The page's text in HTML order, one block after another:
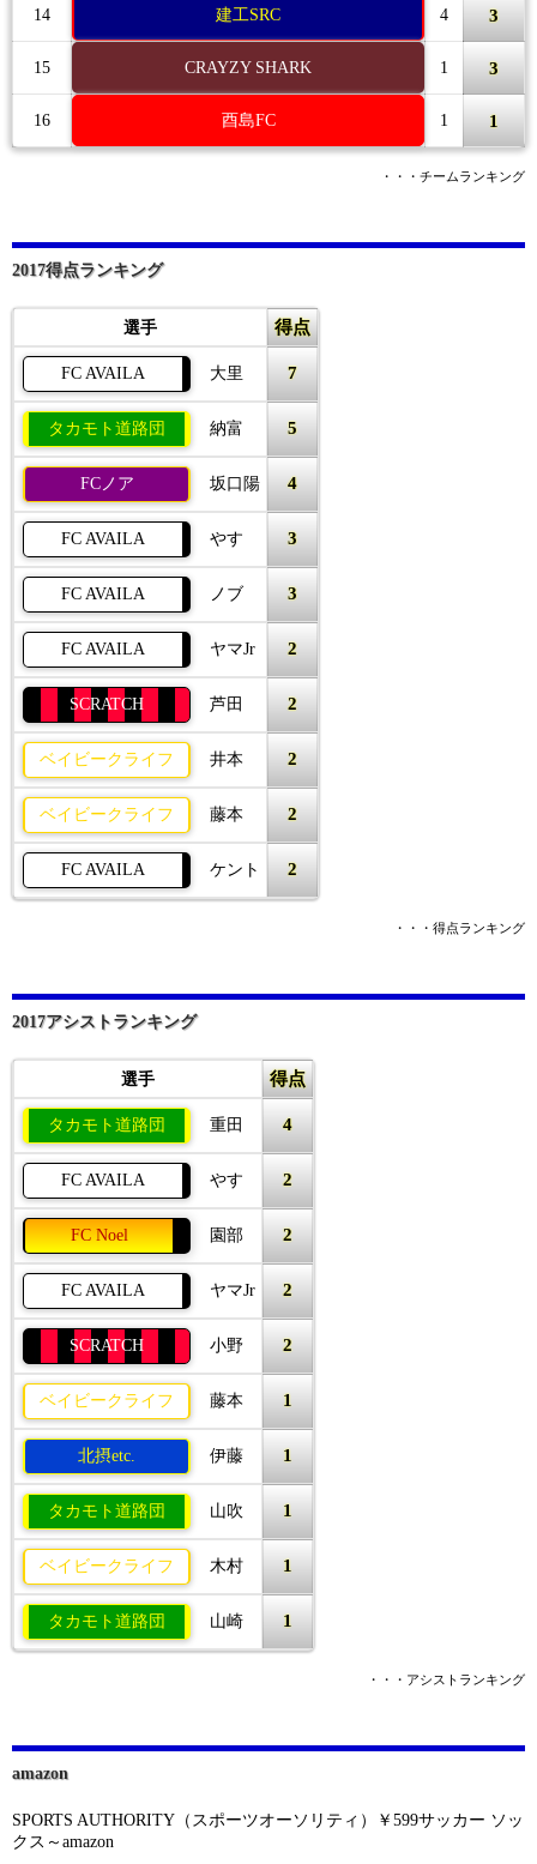
14 建工SRC 4 3
15 CRAYZY SHARK 1 3
16 酉島FC 1 1
・・・チームランキング
2017得点ランキング
選手 得点
FC AVAILA 大里 7
タカモト道路団 納富 5
FCノア 坂口陽 4
FC AVAILA やす 3
FC AVAILA ノブ 3
FC AVAILA ヤマJr 2
SCRATCH 芦田 2
ベイビークライフ 井本 2
ベイビークライフ 藤本 2
FC AVAILA ケント 2
・・・得点ランキング
2017アシストランキング
選手 得点
タカモト道路団 重田 4
FC AVAILA やす 2
FC Noel 園部 2
FC AVAILA ヤマJr 2
SCRATCH 小野 2
ベイビークライフ 藤本 1
北摂etc. 伊藤 1
タカモト道路団 山吹 1
ベイビークライフ 木村 1
タカモト道路団 山崎 1
・・・アシストランキング
amazon
SPORTS AUTHORITY（スポーツオーソリティ）￥599サッカー ソッ
クス～amazon